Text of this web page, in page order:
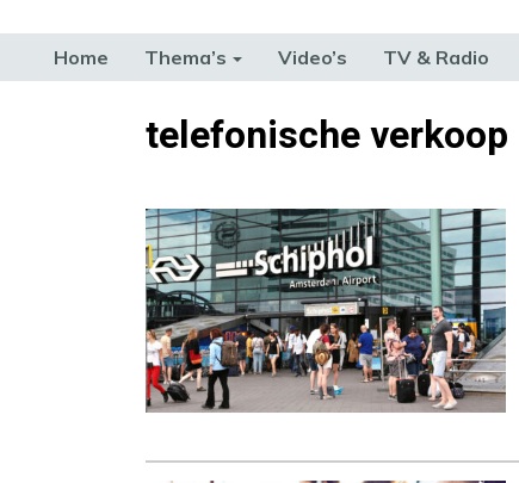
Home Thema’s Video’s TV & Radio
TERUG NAAR TOENtelefonische verkoop